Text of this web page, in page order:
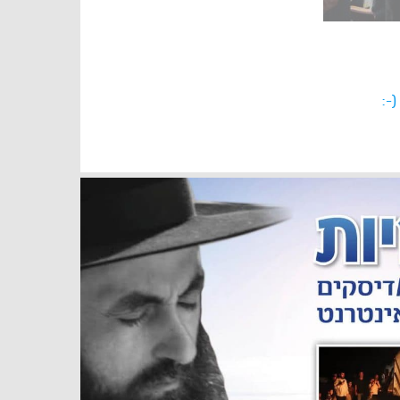
השקפה יהודית פנית עם הרב
ישראל לנג | מתן תורה |...
מה התרומה שלי לעם ישראל?
להיות עם חופשי בארצנו | הרב
(-: